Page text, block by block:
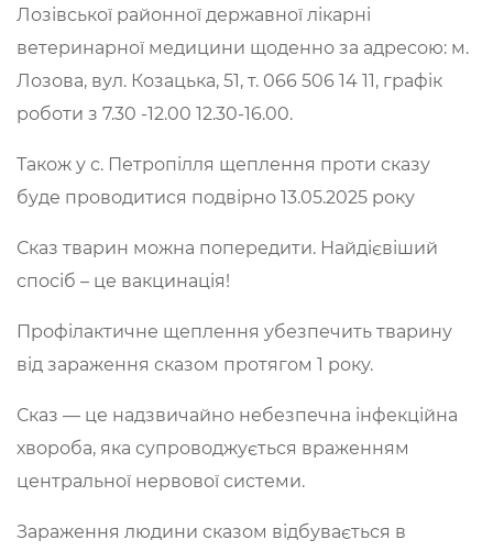
Лозівської районної державної лікарні
ветеринарної медицини щоденно за адресою: м.
Лозова, вул. Козацька, 51, т. 066 506 14 11, графік
роботи з 7.30 -12.00 12.30-16.00.
Також у с. Петропілля щеплення проти сказу
буде проводитися подвірно 13.05.2025 року
Сказ тварин можна попередити. Найдієвіший
спосіб – це вакцинація!
Профілактичне щеплення убезпечить тварину
від зараження сказом протягом 1 року.
Сказ — це надзвичайно небезпечна інфекційна
хвороба, яка супроводжується враженням
центральної нервової системи.
Зараження людини сказом відбувається в